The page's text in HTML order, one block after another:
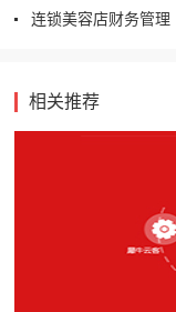
连锁美容店财务管理
相关推荐